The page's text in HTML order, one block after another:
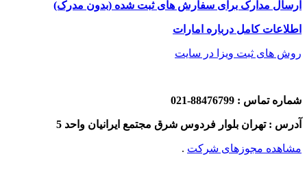
ارسال مدارک برای سفارش های ثبت شده (بدون مدرک)
اطلاعات کامل درباره امارات
روش های ثبت ویزا در سایت
شماره تماس : 88476799-021
آدرس : تهران بلوار فردوس شرق مجتمع ایرانیان واحد 5
مشاهده مجوزهای شرکت .